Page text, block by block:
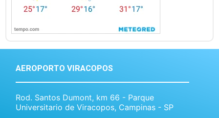
AEROPORTO VIRACOPOS
Rod. Santos Dumont, km 66 - Parque
Universitario de Viracopos, Campinas - SP